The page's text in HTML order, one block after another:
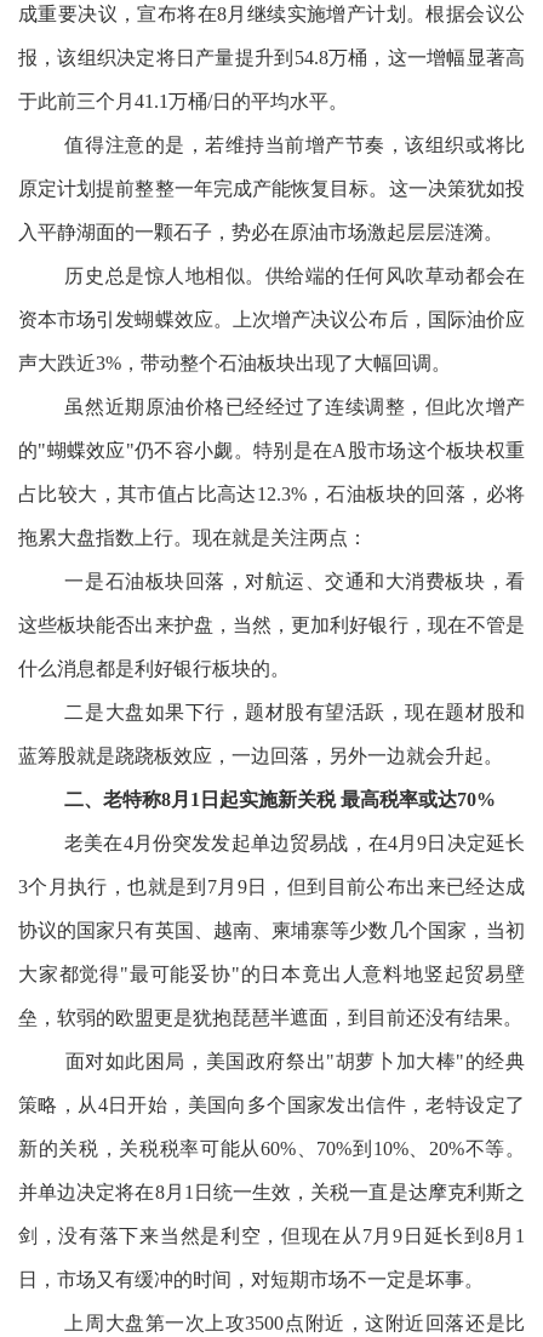
成重要决议，宣布将在8月继续实施增产计划。根据会议公
报，该组织决定将日产量提升到54.8万桶，这一增幅显著高
于此前三个月41.1万桶/日的平均水平。
值得注意的是，若维持当前增产节奏，该组织或将比
原定计划提前整整一年完成产能恢复目标。这一决策犹如投
入平静湖面的一颗石子，势必在原油市场激起层层涟漪。
历史总是惊人地相似。供给端的任何风吹草动都会在
资本市场引发蝴蝶效应。上次增产决议公布后，国际油价应
声大跌近3%，带动整个石油板块出现了大幅回调。
虽然近期原油价格已经经过了连续调整，但此次增产
的"蝴蝶效应"仍不容小觑。特别是在A股市场这个板块权重
占比较大，其市值占比高达12.3%，石油板块的回落，必将
拖累大盘指数上行。现在就是关注两点：
一是石油板块回落，对航运、交通和大消费板块，看
这些板块能否出来护盘，当然，更加利好银行，现在不管是
什么消息都是利好银行板块的。
二是大盘如果下行，题材股有望活跃，现在题材股和
蓝筹股就是跷跷板效应，一边回落，另外一边就会升起。
二、老特称8月1日起实施新关税 最高税率或达70%
老美在4月份突发发起单边贸易战，在4月9日决定延长
3个月执行，也就是到7月9日，但到目前公布出来已经达成
协议的国家只有英国、越南、柬埔寨等少数几个国家，当初
大家都觉得"最可能妥协"的日本竟出人意料地竖起贸易壁
垒，软弱的欧盟更是犹抱琵琶半遮面，到目前还没有结果。
面对如此困局，美国政府祭出"胡萝卜加大棒"的经典
策略，从4日开始，美国向多个国家发出信件，老特设定了
新的关税，关税税率可能从60%、70%到10%、20%不等。
并单边决定将在8月1日统一生效，关税一直是达摩克利斯之
剑，没有落下来当然是利空，但现在从7月9日延长到8月1
日，市场又有缓冲的时间，对短期市场不一定是坏事。
上周大盘第一次上攻3500点附近，这附近回落还是比